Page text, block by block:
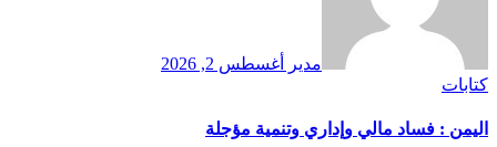
مدير
أغسطس 2, 2026
كتابات
اليمن : فساد مالي وإداري وتنمية مؤجلة